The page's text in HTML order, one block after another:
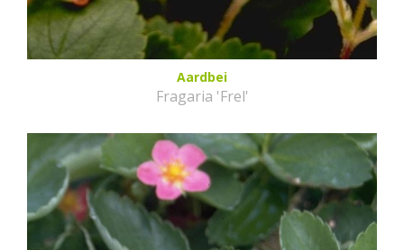
Aardbei
Fragaria 'Frel'